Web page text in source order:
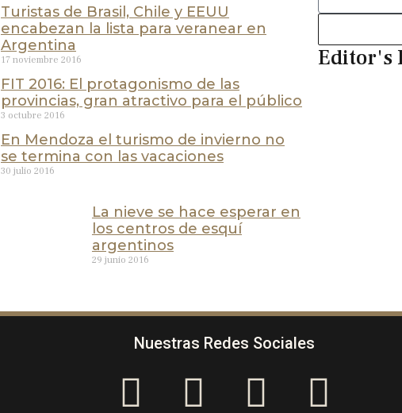
Turistas de Brasil, Chile y EEUU
encabezan la lista para veranear en
Argentina
17 noviembre 2016
FIT 2016: El protagonismo de las
provincias, gran atractivo para el público
3 octubre 2016
En Mendoza el turismo de invierno no
se termina con las vacaciones
30 julio 2016
La nieve se hace esperar en
los centros de esquí
argentinos
29 junio 2016
Editor's
Nuestras Redes Sociales